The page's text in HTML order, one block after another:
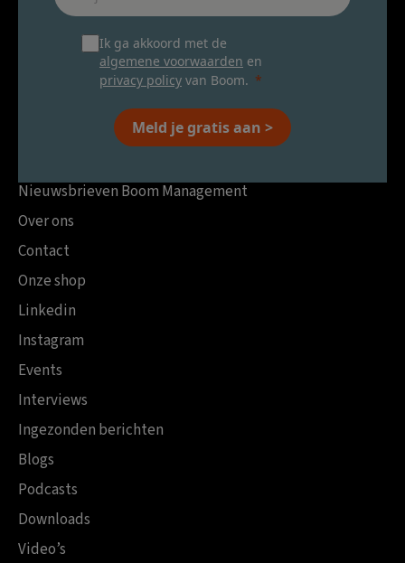
Ik ga akkoord met de
algemene voorwaarden en
privacy policy van Boom.
Meld je gratis aan >
Nieuwsbrieven Boom Management
Over ons
Contact
Onze shop
Linkedin
Instagram
Events
Interviews
Ingezonden berichten
Blogs
Podcasts
Downloads
Video’s